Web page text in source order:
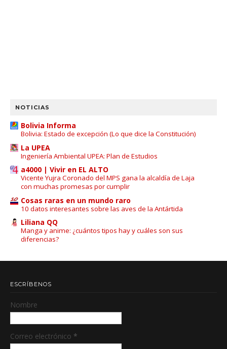
NOTICIAS
Bolivia Informa
Bolivia: Estado de excepción (Lo que dice la Constitución)
La UPEA
Ingeniería Ambiental UPEA: Plan de Estudios
a4000 | Vivir en EL ALTO
Vicente Yujra Coronado del MPS gana la alcaldía de Laja
con muchas promesas por cumplir
Cosas raras en un mundo raro
10 datos interesantes sobre las aves de la Antártida
Liliana QQ
Manga y anime: ¿cuántos tipos hay y cuáles son sus
diferencias?
ESCRÍBENOS
Nombre
Correo electrónico *